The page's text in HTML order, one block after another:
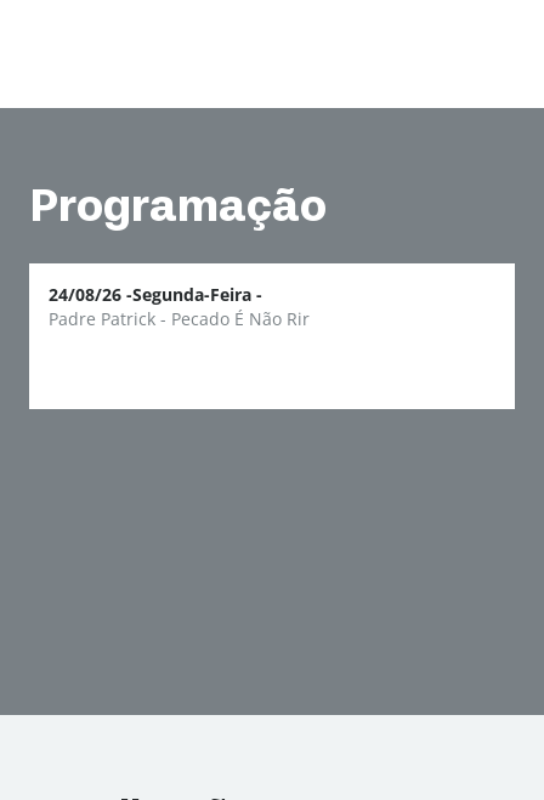
Programação
24/08/26 -Segunda-Feira -
Padre Patrick - Pecado É Não Rir